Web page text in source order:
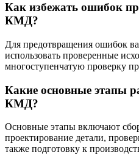
Как избежать ошибок
КМД?
Для предотвращения ошибок
использовать проверенные
многоступенчатую проверку
Какие основные этапы
КМД?
Основные этапы включают
проектирование детали,
также подготовку к